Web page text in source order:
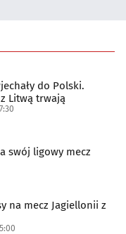
do Polski.
Litwą trwają
swój ligowy mecz
na mecz Jagiellonii z